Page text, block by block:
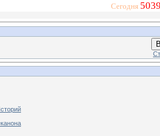
Сегодня